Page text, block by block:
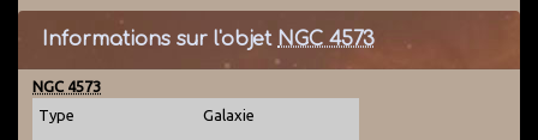
Informations sur l'objet NGC 4573
NGC 4573
Type
Galaxie